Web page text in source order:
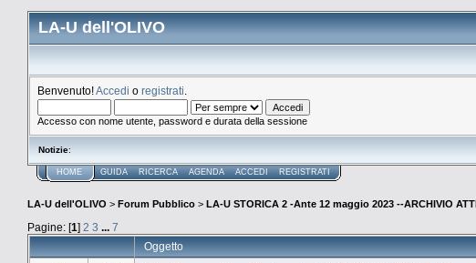
LA-U dell'OLIVO
Benvenuto!Accedi o registrati
Accesso con nome utente, password e durata della sessione
Notizie:
HOME GUIDA RICERCA AGENDA ACCEDI REGISTRATI
LA-U dell'OLIVO > Forum Pubblico > LA-U STORICA 2 -Ante 12 maggio 2023 --ARCHIVIO
Pagine: [1] 2 3 ... 7
Oggetto